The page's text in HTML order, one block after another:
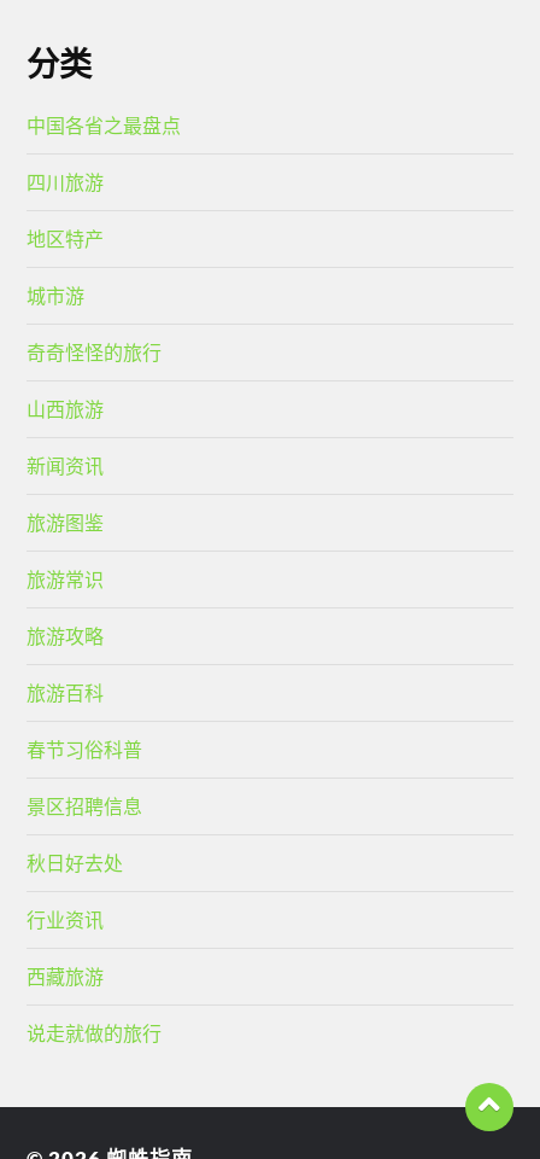
分类
中国各省之最盘点
四川旅游
地区特产
城市游
奇奇怪怪的旅行
山西旅游
新闻资讯
旅游图鉴
旅游常识
旅游攻略
旅游百科
春节习俗科普
景区招聘信息
秋日好去处
行业资讯
西藏旅游
说走就做的旅行